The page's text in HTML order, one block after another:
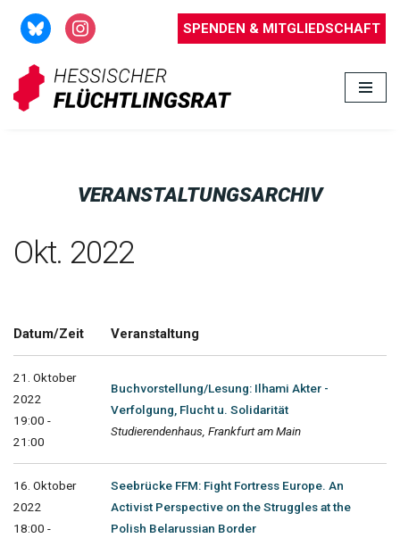
Zum
Inhalt
springen
SPENDEN & MITGLIEDSCHAFT
VERANSTALTUNGSARCHIV
Okt. 2022
Datum/Zeit Veranstaltung
21. Oktober
2022
19:00 -
21:00
Buchvorstellung/Lesung: Ilhami Akter -
Verfolgung, Flucht u. Solidarität
Studierendenhaus, Frankfurt am Main
16. Oktober
2022
18:00 -
Seebrücke FFM: Fight Fortress Europe. An
Activist Perspective on the Struggles at the
Polish Belarussian Border